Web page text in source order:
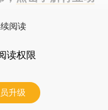
阅读
读权限
升级